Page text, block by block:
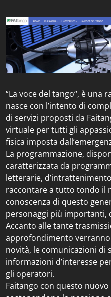
“La voce del tango“, è una
nasce con l’intento di
di servizi proposti da
virtuale per tutti gli
fisica imposta
La programmazione,
caratterizzata da
letterarie,
raccontare a tutto tondo il
conoscenza di questo
personaggi più importanti,
Accanto alle tante
approfondimento
novità, le comunicazioni di
informazioni d’interesse
gli operatori.
Faitango con questo